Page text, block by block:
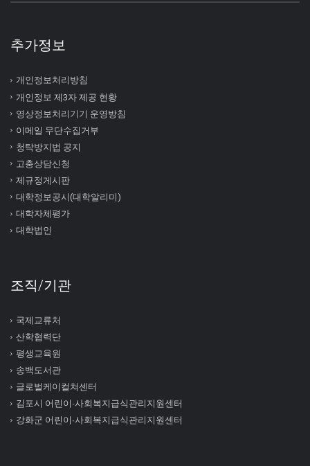
추가정보
개인정보처리방침
개인정보 제3자 제공 현황
영상정보처리기기 운영방침
이메일 무단수집거부
청탁방지법 공지
고충상담신청
제규정게시판
대학정보공시(대학알리미)
대학자체평가
대학법인
조직/기관
국제교류처
산학협력단
평생교육원
송백도서관
글로벌케이컬쳐센터
김포시 어린이∙사회복지급식관리지원센터
강화군 어린이∙사회복지급식관리지원센터